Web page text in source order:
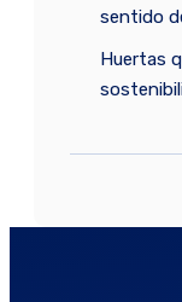
sentido
Huertas